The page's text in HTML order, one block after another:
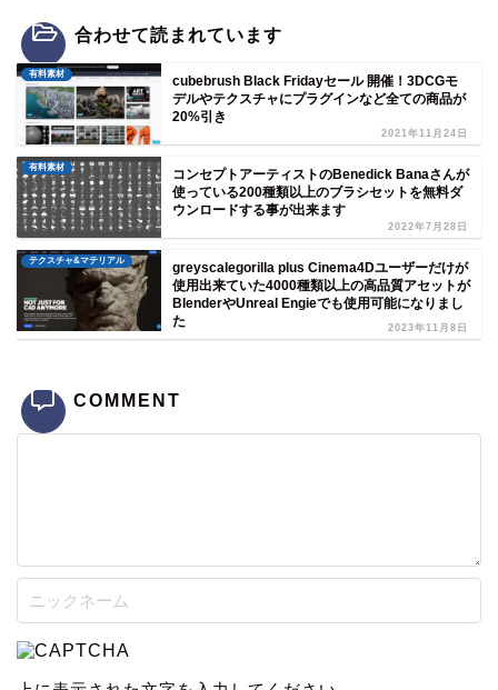
合わせて読まれています
有料素材
cubebrush Black Fridayセール 開催！3DCGモ
デルやテクスチャにプラグインなど全ての商品が
20%引き
2021年11月24日
有料素材
コンセプトアーティストのBenedick Banaさんが
使っている200種類以上のブラシセットを無料ダ
ウンロードする事が出来ます
2022年7月28日
テクスチャ&マテリアル
greyscalegorilla plus Cinema4Dユーザーだけが
使用出来ていた4000種類以上の高品質アセットが
BlenderやUnreal Engieでも使用可能になりまし
た
2023年11月8日
COMMENT